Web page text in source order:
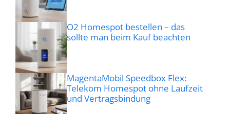
O2 Homespot bestellen – das
sollte man beim Kauf beachten
MagentaMobil Speedbox Flex:
Telekom Homespot ohne Laufzeit
und Vertragsbindung